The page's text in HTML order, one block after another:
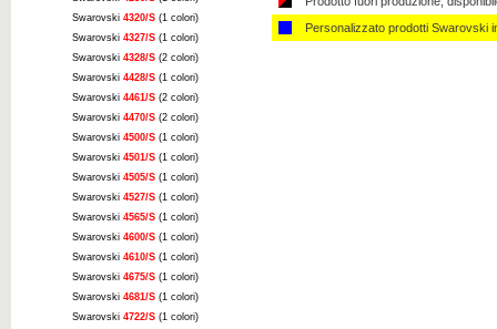
Swarovski 4320/S (1 colori)
Swarovski 4327/S (1 colori)
Swarovski 4328/S (2 colori)
Swarovski 4428/S (1 colori)
Swarovski 4461/S (2 colori)
Swarovski 4470/S (2 colori)
Swarovski 4500/S (1 colori)
Swarovski 4501/S (1 colori)
Swarovski 4505/S (1 colori)
Swarovski 4527/S (1 colori)
Swarovski 4565/S (1 colori)
Swarovski 4600/S (1 colori)
Swarovski 4610/S (1 colori)
Swarovski 4675/S (1 colori)
Swarovski 4681/S (1 colori)
Swarovski 4722/S (1 colori)
Personalizzato ​​prodotti Swarovski